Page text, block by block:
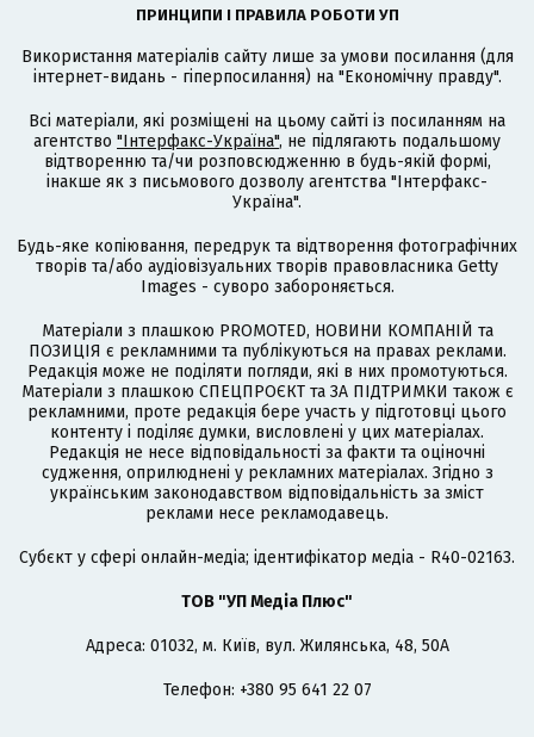
ПРИНЦИПИ І ПРАВИЛА РОБОТИ УП
Використання матеріалів сайту лише за умови посилання (для
інтернет-видань - гіперпосилання) на "Економічну правду".
Всі матеріали, які розміщені на цьому сайті із посиланням на
агентство "Інтерфакс-Україна", не підлягають подальшому
відтворенню та/чи розповсюдженню в будь-якій формі,
інакше як з письмового дозволу агентства "Інтерфакс-
Україна".
Будь-яке копіювання, передрук та відтворення фотографічних
творів та/або аудіовізуальних творів правовласника Getty
Images - суворо забороняється.
Матеріали з плашкою PROMOTED, НОВИНИ КОМПАНІЙ та
ПОЗИЦІЯ є рекламними та публікуються на правах реклами.
Редакція може не поділяти погляди, які в них промотуються.
Матеріали з плашкою СПЕЦПРОЄКТ та ЗА ПІДТРИМКИ також є
рекламними, проте редакція бере участь у підготовці цього
контенту і поділяє думки, висловлені у цих матеріалах.
Редакція не несе відповідальності за факти та оціночні
судження, оприлюднені у рекламних матеріалах. Згідно з
українським законодавством відповідальність за зміст
реклами несе рекламодавець.
Cубєкт у сфері онлайн-медіа; ідентифікатор медіа - R40-02163.
ТОВ "УП Медіа Плюс"
Адреса: 01032, м. Київ, вул. Жилянська, 48, 50А
Телефон: +380 95 641 22 07